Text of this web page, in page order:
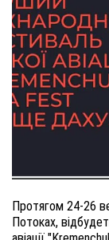
Протягом 24-26
Потоках,